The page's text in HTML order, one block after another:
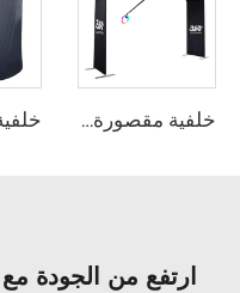
خلفية مقصورة البوث الفوتوغرافي الدوراني 360